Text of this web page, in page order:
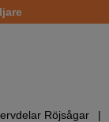
Röjsågar